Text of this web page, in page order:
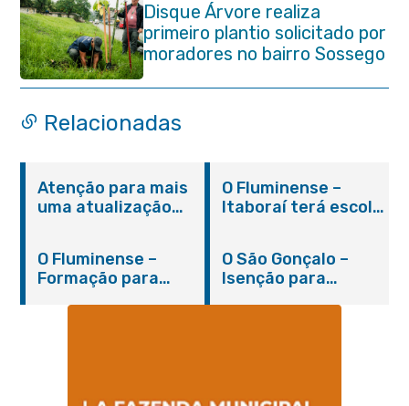
Disque Árvore realiza
primeiro plantio solicitado por
moradores no bairro Sossego
Relacionadas
Atenção para mais
uma atualização
em Itaboraí (24/05)
O Fluminense –
Itaboraí terá escola
março
O Fluminense –
Formação para
O São Gonçalo –
Isenção para